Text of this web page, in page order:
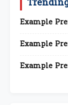
Example
Example
Example